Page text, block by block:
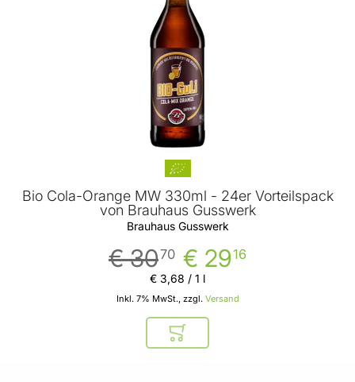
Bio Cola-Orange MW 330ml - 24er Vorteilspack
von Brauhaus Gusswerk
Brauhaus Gusswerk
€ 2916
€ 3070
Inkl. 7% MwSt., zzgl. Versand
€ 3,68 / 1 l
In den Warenkorb